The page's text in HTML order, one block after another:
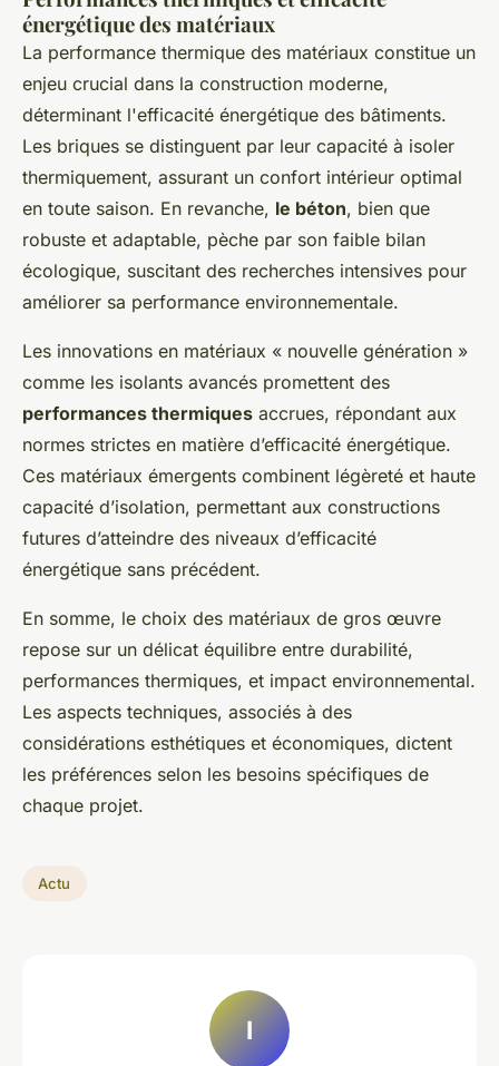
énergétique des matériaux
La performance thermique des matériaux constitue un
enjeu crucial dans la construction moderne,
déterminant l'efficacité énergétique des bâtiments.
Les briques se distinguent par leur capacité à isoler
thermiquement, assurant un confort intérieur optimal
en toute saison. En revanche, le béton, bien que
robuste et adaptable, pèche par son faible bilan
écologique, suscitant des recherches intensives pour
améliorer sa performance environnementale.
Les innovations en matériaux « nouvelle génération »
comme les isolants avancés promettent des
performances thermiques accrues, répondant aux
normes strictes en matière d’efficacité énergétique.
Ces matériaux émergents combinent légèreté et haute
capacité d’isolation, permettant aux constructions
futures d’atteindre des niveaux d’efficacité
énergétique sans précédent.
En somme, le choix des matériaux de gros œuvre
repose sur un délicat équilibre entre durabilité,
performances thermiques, et impact environnemental.
Les aspects techniques, associés à des
considérations esthétiques et économiques, dictent
les préférences selon les besoins spécifiques de
chaque projet.
Actu
I